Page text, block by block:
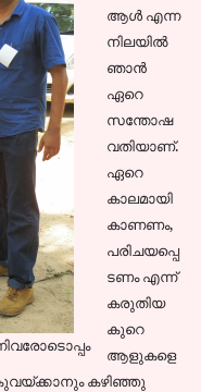
ആള്‍ എന്ന
നിലയില്‍
ഞാന്‍
ഏറെ
സന്തോഷ
വതിയാണ്.
ഏറെ
കാലമായി
കാണണം,
പരിചയപ്പെ
ടണം എന്ന്‍
കരുതിയ
കുറെ
ആളുകളെ
കഴിഞ്ഞു